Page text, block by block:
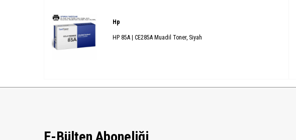
Hp
HP 85A | CE285A Muadil Toner, Siyah
E-Bülten Aboneliği